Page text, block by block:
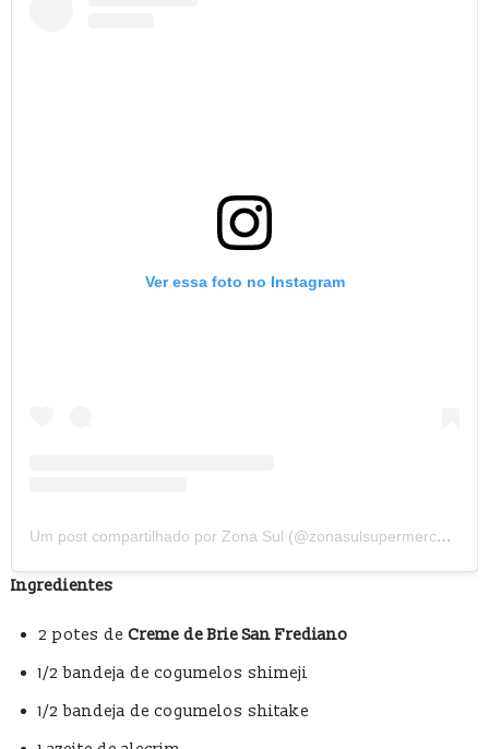
Ver essa foto no Instagram
Um post compartilhado por Zona Sul (@zonasulsupermercado)
Ingredientes
2 potes de Creme de Brie San Frediano
1/2 bandeja de cogumelos shimeji
1/2 bandeja de cogumelos shitake